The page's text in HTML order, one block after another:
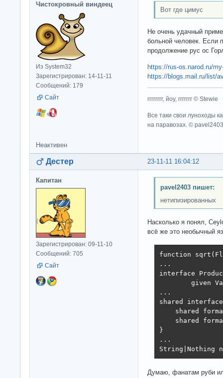
Чистокровный виндеец
Из System32
Зарегистрирован: 14-11-11
Сообщений: 179
Сайт
Вот где цимус
Не очень удачный
больной человек. Если
продолжение рус ос
https://rus-os.narod.ru/
https://blogs.mail.ru/list/
гггггггг, йоу, ггггггг © Stewie
Все таки свои луноходы
на паравозах. © pavel2403
Неактивен
23-11-11 16:04:12
Дестер
Капитан
Зарегистрирован: 09-11-10
Сообщений: 705
Сайт
pavel2403 пишет:
нетипизированных
Насколько я понял,
всё же это необычный
function
...
interface
given
...
shared
shared
shared
}
...
String|Nothing
Думаю, фанатам руби